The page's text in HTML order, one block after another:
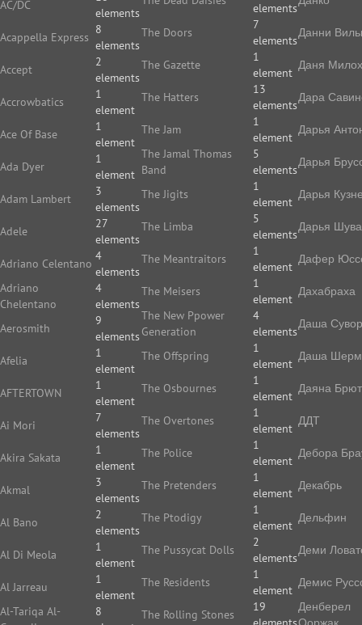
AC/DC
elements
Acappella Express
8
elements
Accept
2
elements
Accrowbatics
1
element
Ace Of Base
1
element
Ada Dyer
1
element
Adam Lambert
3
elements
Adele
27
elements
Adriano Celentano
4
elements
Adriano
Chelentano
4
elements
Aerosmith
9
elements
Afelia
1
element
AFTERTOWN
1
element
Ai Mori
7
elements
Akira Sakata
1
element
Akmal
3
elements
Al Bano
2
elements
Al Di Meola
1
element
Al Jarreau
1
element
Al-Tariqa Al-
8
elements
The Doors
7
elements
The Gazette
1
element
The Hatters
13
elements
The Jam
1
element
The Jamal Thomas
Band
5
elements
The Jigits
1
element
The Limba
5
elements
The Meantraitors
1
element
The Meisers
1
element
The New Ppower
Generation
4
elements
The Offspring
1
element
The Osbournes
1
element
The Overtones
1
element
The Police
1
element
The Pretenders
1
element
The Ptodigy
1
element
The Pussycat Dolls
2
elements
The Residents
1
element
The Rolling Stones
19
Данни
Даня
Дара
Дарья
Дарья
Дарья
Дарья
Дафер
Дахабраха
Даша
Даша
Даяна Брют
ДДТ
Дебора
Декабрь
Дельфин
Деми
Демис
Денберел